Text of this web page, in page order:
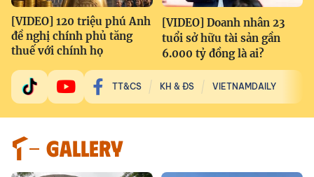
[VIDEO] 120 triệu phú Anh
đề nghị chính phủ tăng
thuế với chính họ
[VIDEO] Doanh nhân 23
tuổi sở hữu tài sản gần
6.000 tỷ đồng là ai?
TT&CS KH & ĐS VIETNAMDAILY
GALLERY